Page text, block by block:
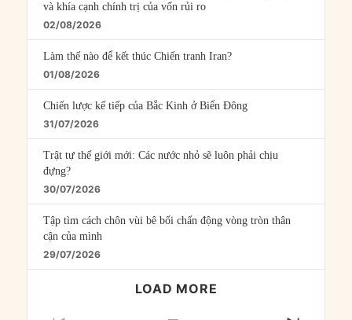
và khía cạnh chính trị của vốn rủi ro
02/08/2026
Làm thế nào để kết thúc Chiến tranh Iran?
01/08/2026
Chiến lược kế tiếp của Bắc Kinh ở Biển Đông
31/07/2026
Trật tự thế giới mới: Các nước nhỏ sẽ luôn phải chịu
đựng?
30/07/2026
Tập tìm cách chôn vùi bê bối chấn động vòng tròn thân
cận của mình
29/07/2026
LOAD MORE